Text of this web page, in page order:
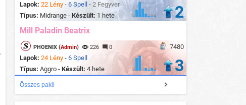
Lapok: 22 Lény - 6 Spell - 2 Fegyver
Típus: Midrange - Készült: 1 hete 2
Mill Paladin Beatrix
7480
PHOENIX (Admin) 226 0
Lapok: 24 Lény - 6 Spell
Típus: Aggro - Készült: 4 hete 3
Összes pakli